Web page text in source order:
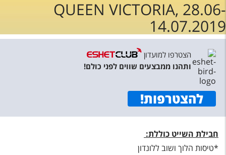
חופשה לפי סגנון
מלונות באילת
טיולים מאורגנים
חבילות נופש
הרגע האחרון
חבילות בריאות וספא
QUEEN VICTORIA, 28.06-
14.07.2019
הצטרפו למועדון
ותהנו ממבצעים שווים לפני כולם!
להצטרפות!
חבילת השייט כוללת:
*טיסות הלוך ושוב ללונדון